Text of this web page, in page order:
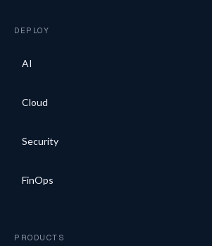
DEPLOY
AI
Cloud
Security
FinOps
PRODUCTS